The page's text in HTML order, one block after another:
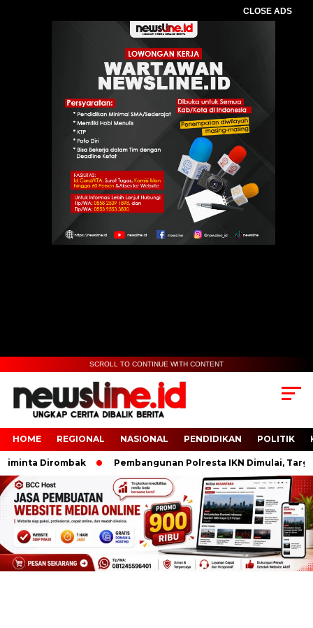
CLOSE ADS
SCROLL TO CONTINUE WITH CONTENT
HOME REGIONAL NASIONAL PENDIDIKAN POLITIK
Dirombak Pembangunan Polresta IKN Dimulai, Target